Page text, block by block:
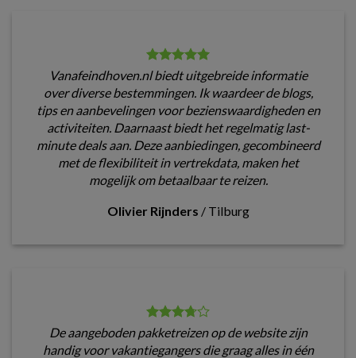
Vanafeindhoven.nl biedt uitgebreide informatie
over diverse bestemmingen. Ik waardeer de blogs,
tips en aanbevelingen voor bezienswaardigheden en
activiteiten. Daarnaast biedt het regelmatig last-
minute deals aan. Deze aanbiedingen, gecombineerd
met de flexibiliteit in vertrekdata, maken het
mogelijk om betaalbaar te reizen.
Olivier Rijnders / Tilburg
De aangeboden pakketreizen op de website zijn
handig voor vakantiegangers die graag alles in één